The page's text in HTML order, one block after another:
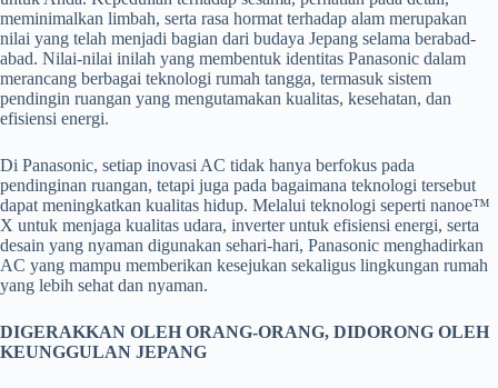
meminimalkan limbah, serta rasa hormat terhadap alam merupakan
nilai yang telah menjadi bagian dari budaya Jepang selama berabad-
abad. Nilai-nilai inilah yang membentuk identitas Panasonic dalam
merancang berbagai teknologi rumah tangga, termasuk sistem
pendingin ruangan yang mengutamakan kualitas, kesehatan, dan
efisiensi energi.
Di Panasonic, setiap inovasi AC tidak hanya berfokus pada
pendinginan ruangan, tetapi juga pada bagaimana teknologi tersebut
dapat meningkatkan kualitas hidup. Melalui teknologi seperti nanoe™
X untuk menjaga kualitas udara, inverter untuk efisiensi energi, serta
desain yang nyaman digunakan sehari-hari, Panasonic menghadirkan
AC yang mampu memberikan kesejukan sekaligus lingkungan rumah
yang lebih sehat dan nyaman.
DIGERAKKAN OLEH ORANG-ORANG, DIDORONG OLEH
KEUNGGULAN JEPANG